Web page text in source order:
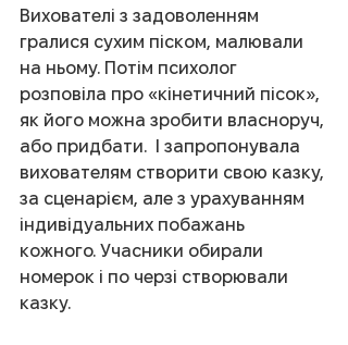
Вихователі з задоволенням
гралися сухим піском, малювали
на ньому. Потім психолог
розповіла про «кінетичний пісок»,
як його можна зробити власноруч,
або придбати.  І запропонувала
вихователям створити свою казку,
за сценарієм, але з урахуванням
індивідуальних побажань
кожного. Учасники обирали
номерок і по черзі створювали
казку.